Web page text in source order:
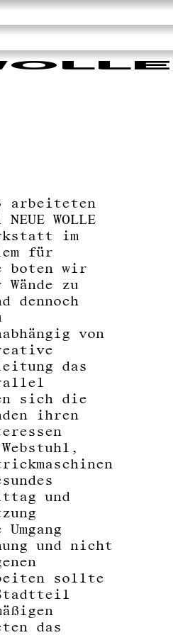
arbeiteten
WOLLE
im
für
boten wir
zu
dennoch
von
das
sich die
ihren
und
und nicht
sollte
das